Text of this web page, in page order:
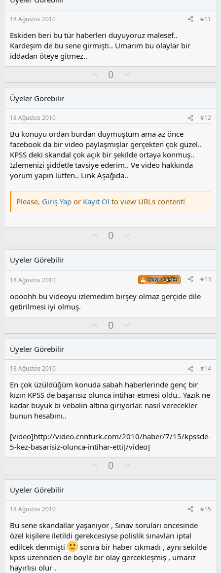
s
u
z
o
l
18 Ağustos 2010 #11
Eskiden beri bu tür haberleri duyuyoruz malesef..
Kardeşim de bu sene girmişti.. Umarım bu olaylar bir
iddadan öteye gitmez..
y
0
l
s
u
z
o
y
l
a
Üyeler Görebilir
18 Ağustos 2010 #12
Bu konuyu ordan burdan duymuştum ama az önce
facebook da bir video paylaşmışlar gerçekten çok güzel..
KPSS deki skandal çok açık bir şekilde ortaya konmuş..
İzlemenizi şiddetle tavsiye ederim.. Ve video hakkında
yorum yapın lütfen.. Link Aşağıda..
Please, Giriş Yap or Kayıt Ol to view URLs content!
y
0
l
s
u
z
o
y
a
Üyeler Görebilir
18 Ağustos 2010 KONU SAHIBI #13
oooohh bu videoyu izlemedim birşey olmaz gerçide dile
getirilmesi iyi olmuş.
y
0
l
s
u
z
o
y
Üyeler Görebilir
18 Ağustos 2010 #14
En çok üzüldüğüm konuda sabah haberlerinde genç bir
kızın KPSS de başarısız olunca intihar etmesi oldu.. Yazık ne
kadar büyük bi vebalin altına giriyorlar. nasıl verecekler
bunun hesabını..
[video]http://video.cnnturk.com/2010/haber/7/15/kpssde-
5-kez-basarisiz-olunca-intihar-etti[/video]
y
0
l
s
u
z
o
y
l
a
Üyeler Görebilir
18 Ağustos 2010 #15
Bu sene skandallar yaşanıyor , Sınav soruları oncesinde
özel kişilere iletildi gerekcesiyse polislik sınavları iptal
edilcek denmişti
sonra bir haber cıkmadı , aynı sekilde
kpss üzerinden de böyle bir olay gercekleşmiş , umarız
hayırlısı olur .